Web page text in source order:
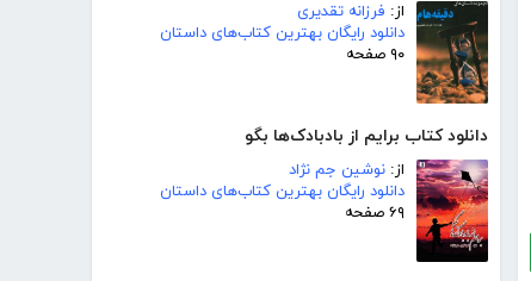
از: فرزانه تقدیری
دانلود رایگان بهترین کتاب‌های داستان
۹۰ صفحه
دانلود کتاب برایم از بادبادک‌ها بگو
از: نوشین جم نژاد
دانلود رایگان بهترین کتاب‌های داستان
۶۹ صفحه